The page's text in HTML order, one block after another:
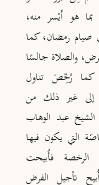
هو أَيْسر منه،
صيام رمضان، كما
والصلاة جالسًا
كما رُخِّصَ تناول
إلى غير ذلك من
عبد الوهاب
التي يكون فيها
فأُبيحت
تأجيل الفرض